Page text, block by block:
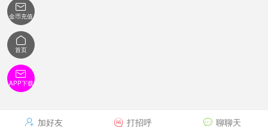
 加好友  打招呼  聊聊天

金币充值

首页

APP下载